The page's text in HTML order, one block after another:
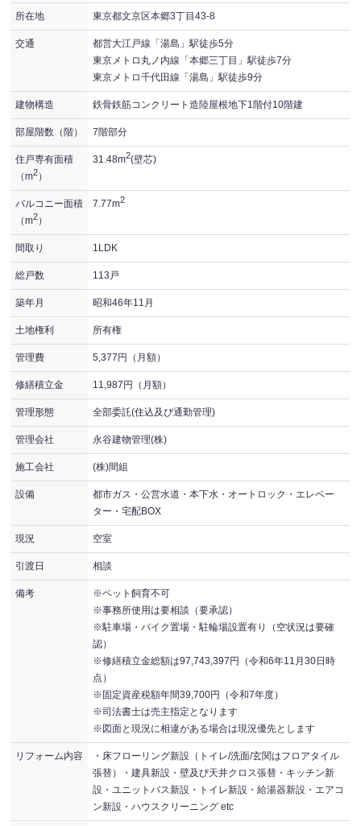
所在地 東京都文京区本郷3丁目43-8
交通
都営大江戸線「湯島」駅徒歩5分
東京メトロ丸ノ内線「本郷三丁目」駅徒歩7分
東京メトロ千代田線「湯島」駅徒歩9分
建物構造 鉄骨鉄筋コンクリート造陸屋根地下1階付10階建
部屋階数（階） 7階部分
住戸専有面積
（m2）
31.48m2(壁芯)
バルコニー面積
（m2）
7.77m2
間取り 1LDK
総戸数 113戸
築年月 昭和46年11月
土地権利 所有権
管理費 5,377円（月額）
修繕積立金 11,987円（月額）
管理形態 全部委託(住込及び通勤管理)
管理会社 永谷建物管理(株)
施工会社 (株)間組
設備
都市ガス・公営水道・本下水・オートロック・エレベー
ター・宅配BOX
現況 空室
引渡日 相談
備考
※ペット飼育不可
※事務所使用は要相談（要承認）
※駐車場・バイク置場・駐輪場設置有り（空状況は要確
認）
※修繕積立金総額は97,743,397円（令和6年11月30日時
点）
※固定資産税額年間39,700円（令和7年度）
※司法書士は売主指定となります
※図面と現況に相違がある場合は現況優先とします
リフォーム内容
・床フローリング新設（トイレ/洗面/玄関はフロアタイル
張替）・建具新設・壁及び天井クロス張替・キッチン新
設・ユニットバス新設・トイレ新設・給湯器新設・エアコ
ン新設・ハウスクリーニング etc